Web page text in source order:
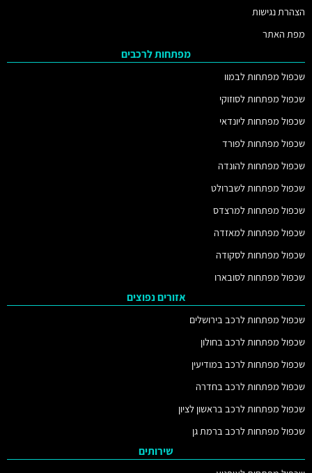
הצהרת נגישות
מפת האתר
מפתחות לרכבים
שכפול מפתחות לבמוו
שכפול מפתחות לסוזוקי
שכפול מפתחות ליונדאי
שכפול מפתחות לפורד
שכפול מפתחות להונדה
שכפול מפתחות לשברולט
שכפול מפתחות למרצדס
שכפול מפתחות למאזדה
שכפול מפתחות לסקודה
שכפול מפתחות לסובארו
אזורים נפוצים
שכפול מפתחות לרכב בירושלים
שכפול מפתחות לרכב בחולון
שכפול מפתחות לרכב במודיעין
שכפול מפתחות לרכב בחדרה
שכפול מפתחות לרכב בראשון לציון
שכפול מפתחות לרכב ברמת גן
שירותים